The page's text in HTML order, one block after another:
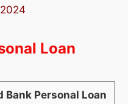
2024
Loan
Bank Personal Loan